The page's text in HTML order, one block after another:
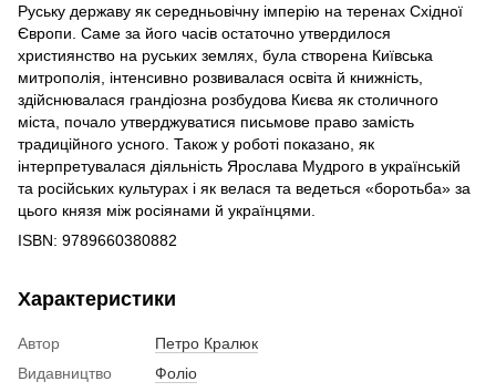
Руську державу як середньовічну імперію на теренах Східної
Європи. Саме за його часів остаточно утвердилося
християнство на руських землях, була створена Київська
митрополія, інтенсивно розвивалася освіта й книжність,
здійснювалася грандіозна розбудова Києва як столичного
міста, почало утверджуватися письмове право замість
традиційного усного. Також у роботі показано, як
інтерпретувалася діяльність Ярослава Мудрого в українській
та російських культурах і як велася та ведеться «боротьба» за
цього князя між росіянами й українцями.
ISBN: 9789660380882
Характеристики
Автор
Петро Кралюк
Видавництво
Фоліо